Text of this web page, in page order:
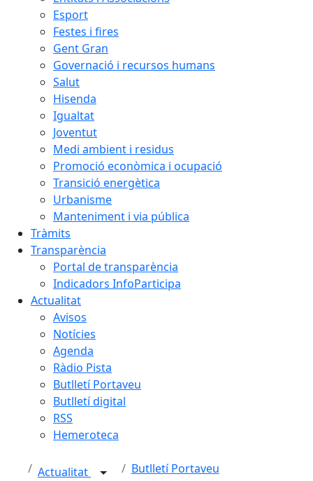
Esport
Festes i fires
Gent Gran
Governació i recursos humans
Salut
Hisenda
Igualtat
Joventut
Medi ambient i residus
Promoció econòmica i ocupació
Transició energètica
Urbanisme
Manteniment i via pública
Tràmits
Transparència
Portal de transparència
Indicadors InfoParticipa
Actualitat
Avisos
Notícies
Agenda
Ràdio Pista
Butlletí Portaveu
Butlletí digital
RSS
Hemeroteca
Actualitat Butlletí Portaveu